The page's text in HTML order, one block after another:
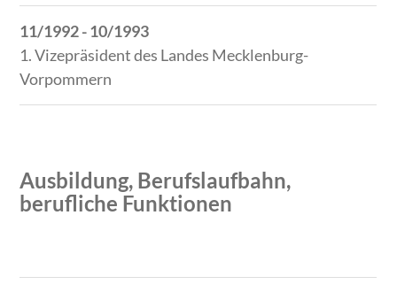
11/1992 - 10/1993
1. Vizepräsident des Landes Mecklenburg-
Vorpommern
Ausbildung, Berufslaufbahn,
berufliche Funktionen
Zeitraum
Tätigkeit